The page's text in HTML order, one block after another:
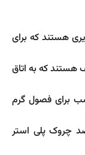
هستند که برای
که به اتاق
برای فصول گرم
چروک پلی استر